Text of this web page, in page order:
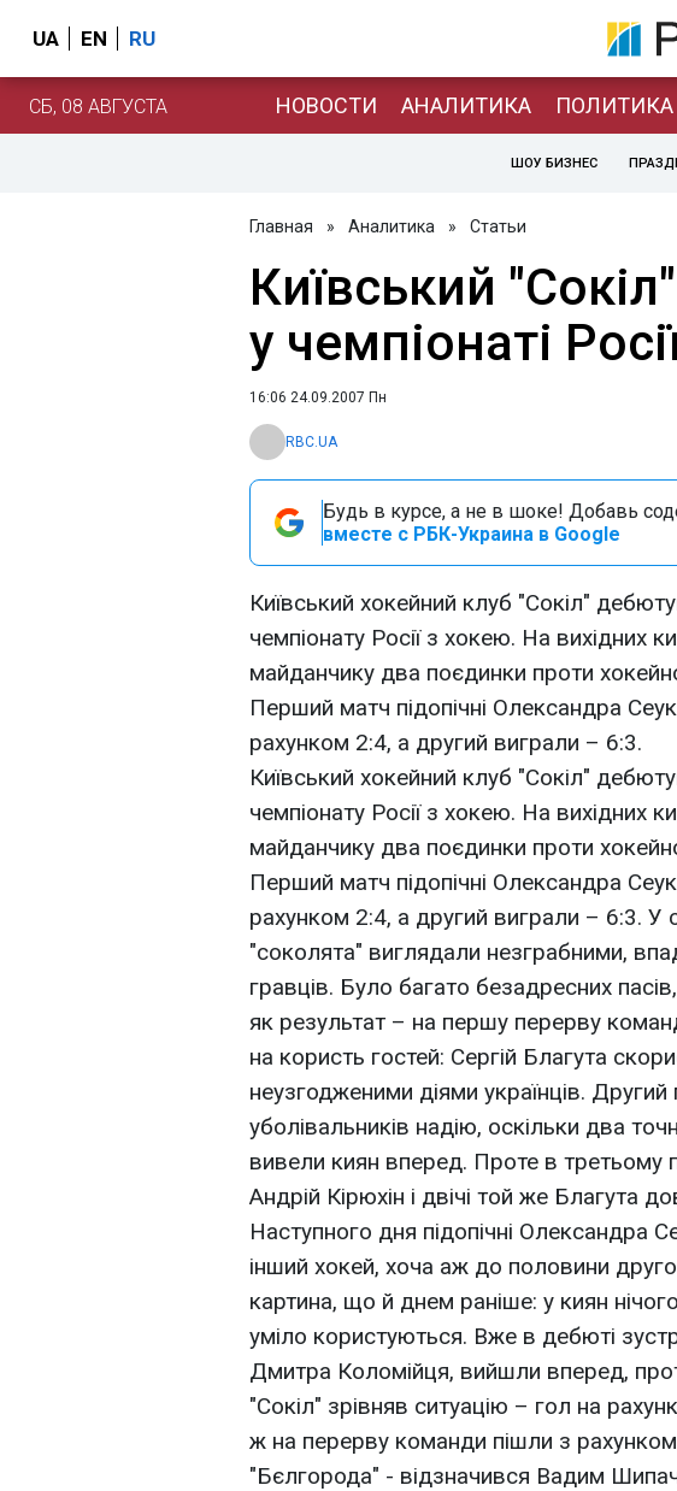
UA EN RU
СБ, 08 АВГУСТА НОВОСТИ АНАЛИТИКА ПОЛИТИКА
ШОУ БИЗНЕС
Главная » Аналитика » Статьи
Київський
у чемпіонаті
16:06 24.09.2007 Пн
RBC.UA
Будь в курсе, а не в шоке! Добавь
вместе с РБК-Украина в Google
Київський хокейний клуб "Сокіл"
чемпіонату Росії з хокею. На вихідних
майданчику два поєдинки проти
Перший матч підопічні Олександра
рахунком 2:4, а другий виграли – 6:3.
Київський хокейний клуб "Сокіл"
чемпіонату Росії з хокею. На вихідних
майданчику два поєдинки проти
Перший матч підопічні Олександра
рахунком 2:4, а другий виграли – 6:3. У
"соколята" виглядали незграбними,
гравців. Було багато безадресних
як результат – на першу перерву
на користь гостей: Сергій Благута
неузгодженими діями українців.
уболівальників надію, оскільки два
вивели киян вперед. Проте в третьому
Андрій Кірюхін і двічі той же Благута
Наступного дня підопічні Олександра
інший хокей, хоча аж до половини
картина, що й днем раніше: у киян
уміло користуються. Вже в дебюті
Дмитра Коломійця, вийшли вперед,
"Сокіл" зрівняв ситуацію – гол на
ж на перерву команди пішли з
"Бєлгорода" - відзначився Вадим